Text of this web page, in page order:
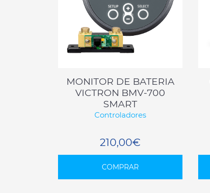
MONITOR DE BATERIA
VICTRON BMV-700
SMART
Controladores
210,00€
COMPRAR